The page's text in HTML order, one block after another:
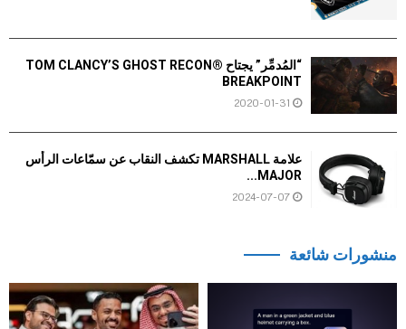
“المُدمِّر” يجتاح TOM CLANCY’S GHOST RECON®
BREAKPOINT
2020-01-31
علامة MARSHALL تكشف النقاب عن سمّاعات الرأس
MAJOR...
2024-07-07
منشورات شائعة